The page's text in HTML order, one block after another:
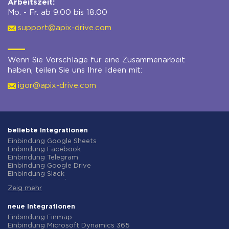
Arbeitszeit:
Mo. - Fr. ab 9:00 bis 18:00
support@apix-drive.com
Wenn Sie Vorschläge für eine Zusammenarbeit
haben, teilen Sie uns Ihre Ideen mit:
igor@apix-drive.com
beliebte Integrationen
Einbindung Google Sheets
Einbindung Facebook
Einbindung Telegram
Einbindung Google Drive
Einbindung Slack
Einbindung Gmail
Einbindung ClickUp
Einbindung Airtable
Einbindung Google Contacts
Zeig mehr
neue Integrationen
Einbindung Finmap
Einbindung Microsoft Dynamics 365